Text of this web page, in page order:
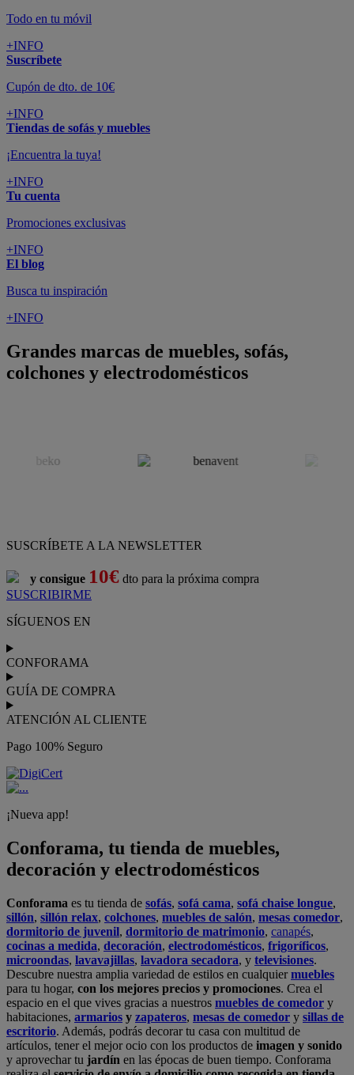
Todo en tu móvil
+INFO
Suscríbete
Cupón de dto. de 10€
+INFO
Tiendas de sofás y muebles
¡Encuentra la tuya!
+INFO
Tu cuenta
Promociones exclusivas
+INFO
El blog
Busca tu inspiración
+INFO
Grandes marcas de muebles, sofás,
colchones y electrodomésticos
SUSCRÍBETE A LA NEWSLETTER
y consigue 10€ dto para la próxima compra
SUSCRIBIRME
SÍGUENOS EN
CONFORAMA
GUÍA DE COMPRA
ATENCIÓN AL CLIENTE
Pago 100% Seguro
¡Nueva app!
Conforama, tu tienda de muebles,
decoración y electrodomésticos
Conforama es tu tienda de sofás, sofá cama, sofá chaise longue,
sillón, sillón relax, colchones, muebles de salón, mesas comedor,
dormitorio de juvenil, dormitorio de matrimonio, canapés,
cocinas a medida, decoración, electrodomésticos, frigoríficos,
microondas, lavavajillas, lavadora secadora, y televisiones.
Descubre nuestra amplia variedad de estilos en cualquiermuebles
para tu hogar, con los mejores precios y promociones. Crea el
espacio en el que vives gracias a nuestros muebles de comedor y
habitaciones, armarios y zapateros, mesas de comedor y sillas de
escritorio. Además, podrás decorar tu casa con multitud de
artículos, tener el mejor ocio con los productos de imagen y sonido
y aprovechar tu jardín en las épocas de buen tiempo. Conforama